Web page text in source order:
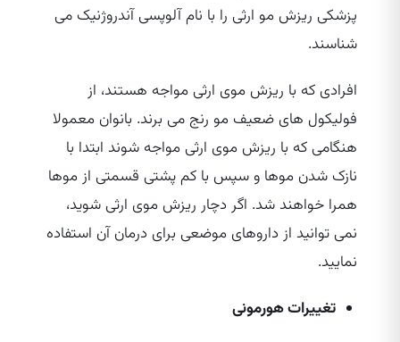
پزشکی ریزش مو ارثی را با نام آلوپسی آندروژنیک می‌
شناسند.
افرادی که با ریزش موی ارثی مواجه هستند، از
فولیکول‌ های ضعیف مو رنج می‌ برند. بانوان معمولا
هنگامی که با ریزش موی ارثی مواجه شوند ابتدا با
نازک شدن موها و سپس با کم پشتی قسمتی از موها
همرا خواهند شد. اگر دچار ریزش موی ارثی شوید،
نمی‌ توانید از داروهای موضعی برای درمان آن استفاده
نمایید.
تغییرات هورمونی